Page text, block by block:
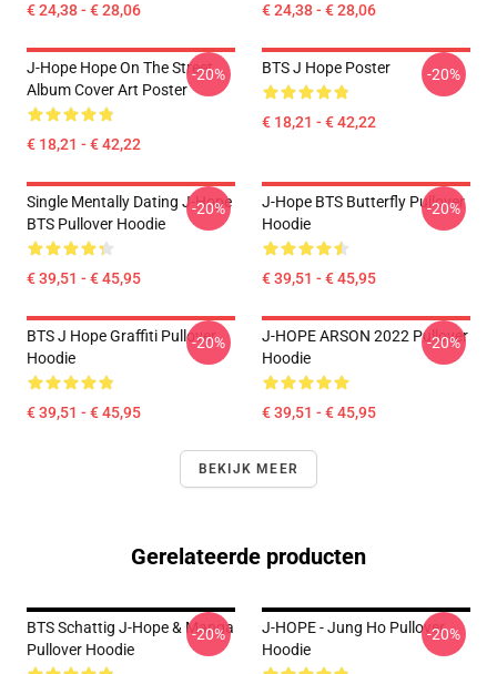
€ 24,38 - € 28,06 € 24,38 - € 28,06
J-Hope Hope On The Street
Album Cover Art Poster
€ 18,21 - € 42,22
-20% BTS J Hope Poster
€ 18,21 - € 42,22
-20%
Single Mentally Dating J-Hope
BTS Pullover Hoodie
€ 39,51 - € 45,95
-20%
J-Hope BTS Butterfly Pullover
Hoodie
€ 39,51 - € 45,95
-20%
BTS J Hope Graffiti Pullover
Hoodie
€ 39,51 - € 45,95
-20%
J-HOPE ARSON 2022 Pullover
Hoodie
€ 39,51 - € 45,95
-20%
BEKIJK MEER
Gerelateerde producten
BTS Schattig J-Hope & Manga
Pullover Hoodie
-20%
J-HOPE - Jung Ho Pullover
Hoodie
-20%